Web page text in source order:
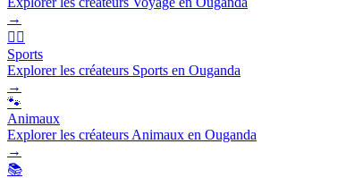
→
🏃‍♂️
Sports
Explorer les créateurs Sports en Ouganda
→
🐾
Animaux
Explorer les créateurs Animaux en Ouganda
→
📚